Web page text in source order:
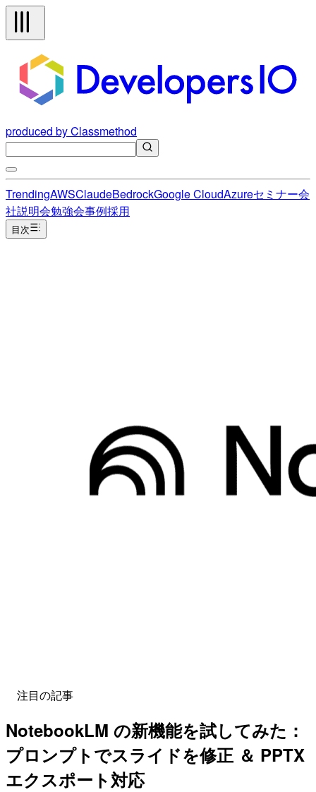
produced by Classmethod
TrendingAWSClaudeBedrockGoogle CloudAzureセミナー会
社説明会勉強会事例採用
目次
注目の記事
NotebookLM の新機能を試してみた：
プロンプトでスライドを修正 ＆ PPTX
エクスポート対応